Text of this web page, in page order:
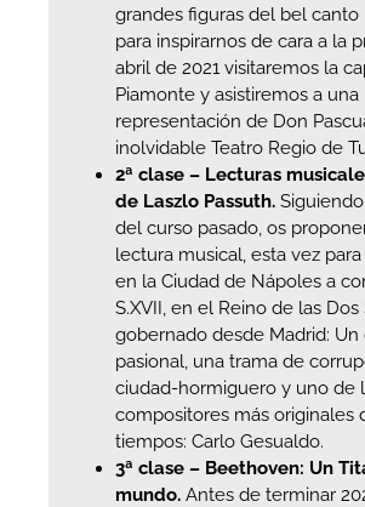
grandes figuras del bel
para inspirarnos de cara a la
abril de 2021 visitaremos la
Piamonte y asistiremos a una
representación de Don
inolvidable Teatro Regio de
2ª clase – Lecturas
de Laszlo Passuth.
del curso pasado, os
lectura musical, esta vez
en la Ciudad de Nápoles a
S.XVII, en el Reino de las Dos
gobernado desde Madrid: Un
pasional, una trama de
ciudad-hormiguero y uno de
compositores más originales
tiempos: Carlo Gesualdo.
3ª clase – Beethoven: Un
mundo. Antes de terminar